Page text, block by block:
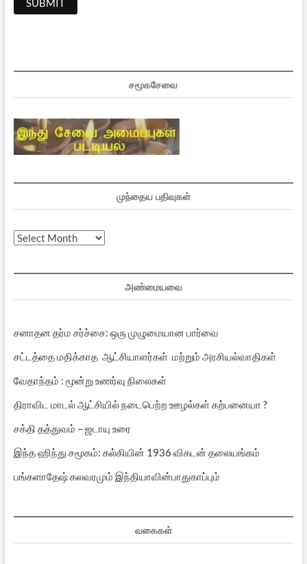
சமூகசேவை
முந்தைய பதிவுகள்
முந்தைய
அண்மையவை
சனாதன தர்ம சர்ச்சை: ஒரு முழுமையான பார்வை
சட்டத்தை மதிக்காத ஆட்சியாளர்கள் மற்றும் அரசியல்வாதிகள்
வேதாந்தம் : மூன்று உணர்வு நிலைகள்
திராவிட மாடல் ஆட்சியில் நடைபெற்ற ஊழல்கள் கற்பனையா ?
சக்தி தத்துவம் – ஜடாயு உரை
இந்த ஹிந்து சமூகம்: கல்கியின் 1936 விகடன் தலையங்கம்
பங்களாதேஷ் கலவரமும் இந்தியாவின்பாதுகாப்பும்
வகைகள்